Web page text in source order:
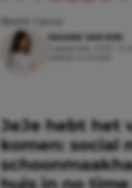
MAAIKE VAN EIJK
JeJe hebt het
komen: social
huis in no